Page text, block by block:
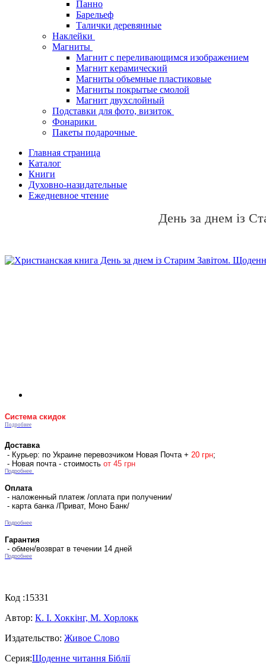
Панно
Барельеф
Талички деревянные
Наклейки
Магниты
Магнит с переливающимся изображением
Магнит керамический
Магниты объемные пластиковые
Магниты покрытые смолой
Магнит двухслойный
Подставки для фото, визиток
Фонарики
Пакеты подарочные
Главная страница
Каталог
Книги
Духовно-назидательные
Ежедневное чтение
День за днем із
Система скидок
Подробнее
Доставка
- Курьер: по Украине перевозчиком Новая Почта + 20 грн;
- Новая почта - стоимость от 45 грн
Подробнее
Оплата
- наложенный платеж /оплата при получении/
- карта банка /Приват, Моно Банк/
Подробнее
Гарантия
- обмен/возврат в течении 14 дней
Подробнее
Код :15331
Автор: К. І. Хоккінг, М. Хорлокк
Издательство: Живое Слово
Серия:Щоденне читання Біблії